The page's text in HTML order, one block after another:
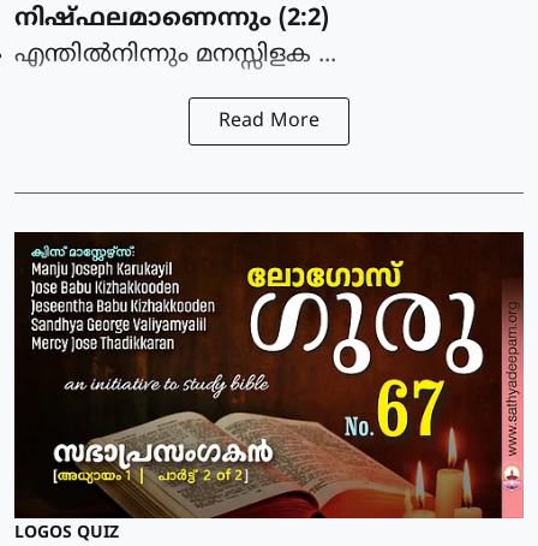
നിഷ്ഫലമാണെന്നും (2:2)
എന്തില്‍നിന്നും മനസ്സിളക ...
Read More
LOGOS QUIZ